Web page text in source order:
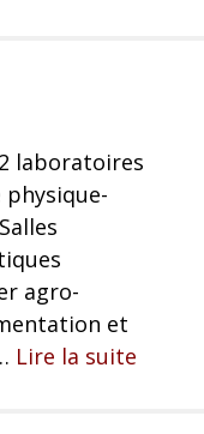
laboratoires
agro-
et
Lire la suite